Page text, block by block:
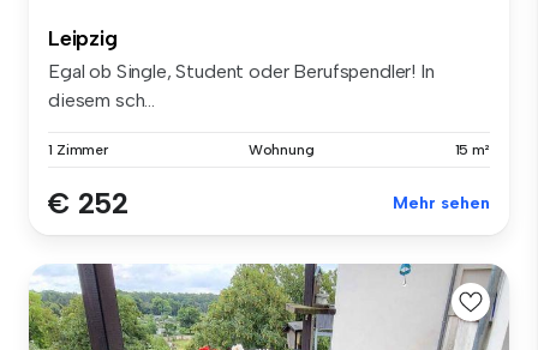
Leipzig
Egal ob Single, Student oder Berufspendler! In
diesem sch...
1 Zimmer Wohnung 15 m²
€ 252 Mehr sehen